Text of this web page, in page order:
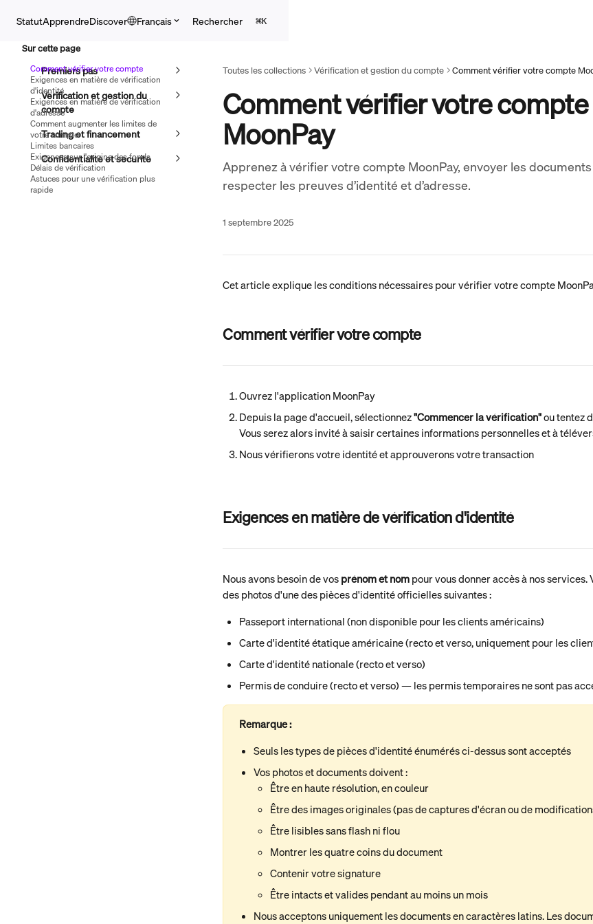
StatutApprendreDiscover Français Rechercher ⌘K
Premiers pas
Vérification et gestion du
compte
Trading et financement
Confidentialité et sécurité
Toutes les collections Vérification et gestion du compte Comment vérifier votre compte
Comment vérifier votre compte
MoonPay
Apprenez à vérifier votre compte MoonPay, envoyer les
respecter les preuves d’identité et d’adresse.
1 septembre 2025
Cet article explique les conditions nécessaires pour vérifier votre compte
Comment vérifier votre compte
Ouvrez l'application MoonPay
Depuis la page d'accueil, sélectionnez "Commencer la vérification" ou tentez
Vous serez alors invité à saisir certaines informations personnelles et à
Nous vérifierons votre identité et approuverons votre transaction
Exigences en matière de vérification d'identité
Nous avons besoin de vos prénom et nom pour vous donner accès à nos services.
des photos d'une des pièces d'identité officielles suivantes :
Passeport international (non disponible pour les clients américains)
Carte d'identité étatique américaine (recto et verso, uniquement pour les
Carte d'identité nationale (recto et verso)
Permis de conduire (recto et verso) — les permis temporaires ne sont pas
Remarque :
Seuls les types de pièces d'identité énumérés ci-dessus sont acceptés
Vos photos et documents doivent :
Être en haute résolution, en couleur
Être des images originales (pas de captures d'écran ou de
Être lisibles sans flash ni flou
Montrer les quatre coins du document
Contenir votre signature
Être intacts et valides pendant au moins un mois
Nous acceptons uniquement les documents en caractères latins. Les
Sur cette page
Comment vérifier votre compte
Exigences en matière de vérification
d'identité
Exigences en matière de vérification
d'adresse
Comment augmenter les limites de
votre compte
Limites bancaires
Exigences sur l'origine des fonds
Délais de vérification
Astuces pour une vérification plus
rapide